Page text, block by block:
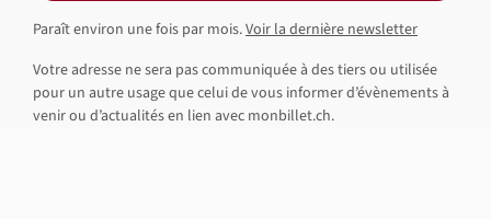
Paraît environ une fois par mois.Voir la dernière newsletter
Votre adresse ne sera pas communiquée à des tiers ou utilisée
pour un autre usage que celui de vous informer d’évènements à
venir ou d’actualités en lien avec monbillet.ch.